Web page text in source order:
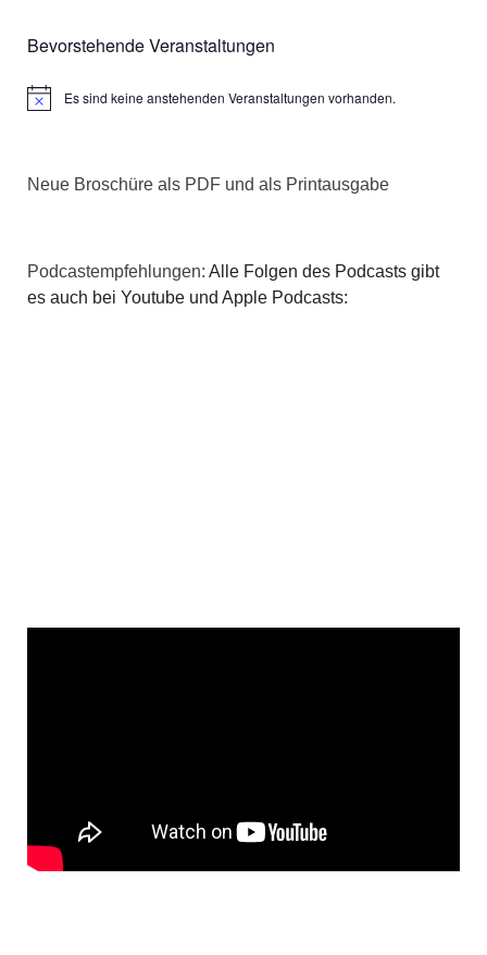
Bevorstehende Veranstaltungen
HinweisEs sind keine anstehenden Veranstaltungen vorhanden.
Neue Broschüre als PDF und als Printausgabe
Podcastempfehlungen: Alle Folgen des Podcasts gibt
es auch bei Youtube und Apple Podcasts: